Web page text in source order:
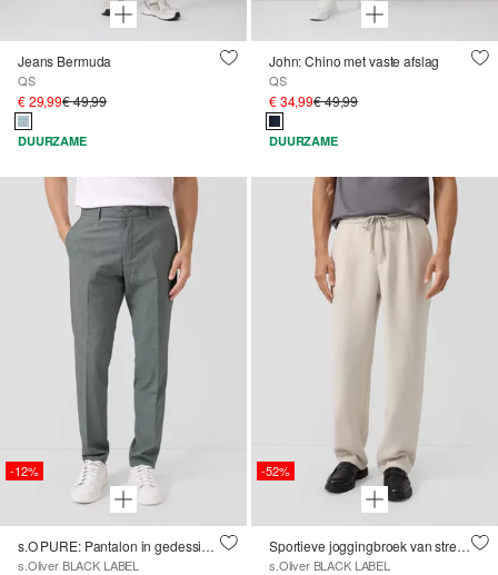
Jeans Bermuda
QS
€ 29,99€ 49,99
DUURZAME
John: Chino met vaste afslag
QS
€ 34,99€ 49,99
DUURZAME
-12%
s.O PURE: Pantalon in gedessineerde stretchstof
s.Oliver BLACK LABEL
-52%
Sportieve joggingbroek van stretchstof
s.Oliver BLACK LABEL